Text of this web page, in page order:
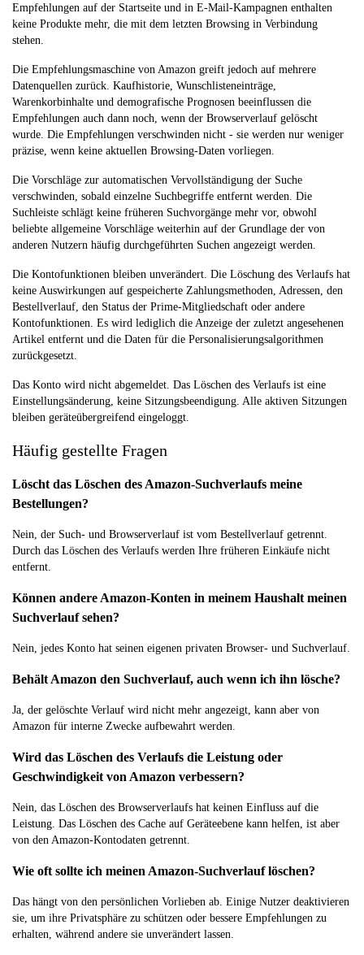
Empfehlungen auf der Startseite und in E-Mail-Kampagnen enthalten
keine Produkte mehr, die mit dem letzten Browsing in Verbindung
stehen.
Die Empfehlungsmaschine von Amazon greift jedoch auf mehrere
Datenquellen zurück. Kaufhistorie, Wunschlisteneinträge,
Warenkorbinhalte und demografische Prognosen beeinflussen die
Empfehlungen auch dann noch, wenn der Browserverlauf gelöscht
wurde. Die Empfehlungen verschwinden nicht - sie werden nur weniger
präzise, wenn keine aktuellen Browsing-Daten vorliegen.
Die Vorschläge zur automatischen Vervollständigung der Suche
verschwinden, sobald einzelne Suchbegriffe entfernt werden. Die
Suchleiste schlägt keine früheren Suchvorgänge mehr vor, obwohl
beliebte allgemeine Vorschläge weiterhin auf der Grundlage der von
anderen Nutzern häufig durchgeführten Suchen angezeigt werden.
Die Kontofunktionen bleiben unverändert. Die Löschung des Verlaufs hat
keine Auswirkungen auf gespeicherte Zahlungsmethoden, Adressen, den
Bestellverlauf, den Status der Prime-Mitgliedschaft oder andere
Kontofunktionen. Es wird lediglich die Anzeige der zuletzt angesehenen
Artikel entfernt und die Daten für die Personalisierungsalgorithmen
zurückgesetzt.
Das Konto wird nicht abgemeldet. Das Löschen des Verlaufs ist eine
Einstellungsänderung, keine Sitzungsbeendigung. Alle aktiven Sitzungen
bleiben geräteübergreifend eingeloggt.
Häufig gestellte Fragen
Löscht das Löschen des Amazon-Suchverlaufs meine
Bestellungen?
Nein, der Such- und Browserverlauf ist vom Bestellverlauf getrennt.
Durch das Löschen des Verlaufs werden Ihre früheren Einkäufe nicht
entfernt.
Können andere Amazon-Konten in meinem Haushalt meinen
Suchverlauf sehen?
Nein, jedes Konto hat seinen eigenen privaten Browser- und Suchverlauf.
Behält Amazon den Suchverlauf, auch wenn ich ihn lösche?
Ja, der gelöschte Verlauf wird nicht mehr angezeigt, kann aber von
Amazon für interne Zwecke aufbewahrt werden.
Wird das Löschen des Verlaufs die Leistung oder
Geschwindigkeit von Amazon verbessern?
Nein, das Löschen des Browserverlaufs hat keinen Einfluss auf die
Leistung. Das Löschen des Cache auf Geräteebene kann helfen, ist aber
von den Amazon-Kontodaten getrennt.
Wie oft sollte ich meinen Amazon-Suchverlauf löschen?
Das hängt von den persönlichen Vorlieben ab. Einige Nutzer deaktivieren
sie, um ihre Privatsphäre zu schützen oder bessere Empfehlungen zu
erhalten, während andere sie unverändert lassen.